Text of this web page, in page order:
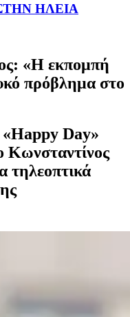
ΗΛΕΙΑ
«Η εκπομπή
πρόβλημα στο
Day»
Κωνσταντίνος
τηλεοπτικά